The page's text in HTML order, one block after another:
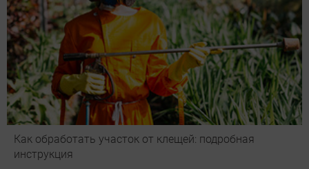
Как обработать участок от клещей: подробная
инструкция